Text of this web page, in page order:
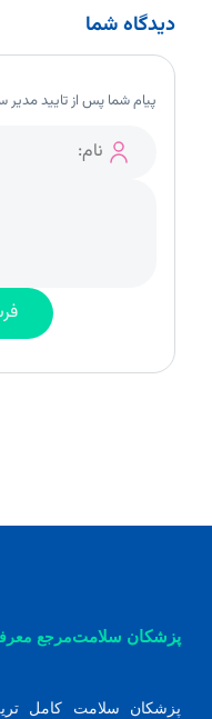
دیدگاه شما
پیام شما پس از تایید
پزشکان سلامتمرجع
پزشکان سلامت کامل